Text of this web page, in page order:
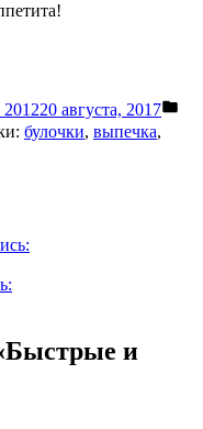
201220 августа, 2017
булочки, выпечка,
и